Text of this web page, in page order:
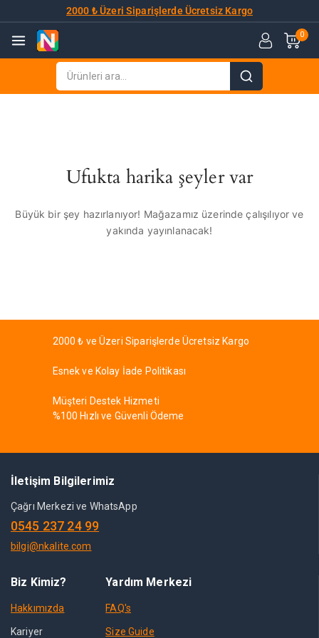
2000 ₺ Üzeri Siparişlerde Ücretsiz Kargo
0
Ufukta harika şeyler var
Büyük bir şey hazırlanıyor! Mağazamız üzerinde çalışılıyor ve
yakında yayınlanacak!
2000 ₺ ve Üzeri Siparişlerde Ücretsiz Kargo
Esnek ve Kolay İade Politikası
Müşteri Destek Hizmeti
%100 Hızlı ve Güvenli Ödeme
İletişim Bilgilerimiz
Çağrı Merkezi ve WhatsApp
0545 237 24 99
bilgi@nkalite.com
Biz Kimiz?
Hakkımızda
Kariyer
Yardım Merkezi
FAQ's
Size Guide